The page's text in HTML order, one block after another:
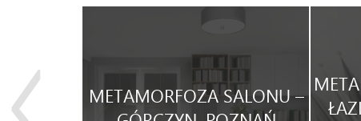
METAMORFOZA SALONU –